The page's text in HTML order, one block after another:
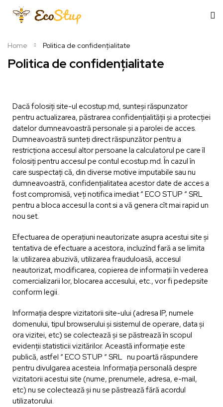
Politica de confidențialitate
Home Politica de confidențialitate
Dacă folosiți site-ul ecostup.md, sunteși răspunzator
pentru actualizarea, păstrarea confidențialității și a protecției
datelor dumneavoastră personale și a parolei de acces.
Dumneavoastră sunteți direct răspunzător pentru a
restricționa accesul altor persoane la calculatorul pe care îl
folosiți pentru accesul pe contul ecostup.md. În cazul în
care suspectați că, din diverse motive imputabile sau nu
dumneavoastră, confidențialitatea acestor date de acces a
fost compromisă, veți notifica imediat “ ECO STUP “ SRL
pentru a bloca accesul la cont si a vă genera cît mai rapid un
nou set.
Efectuarea de operațiuni neautorizate asupra acestui site și
tentativa de efectuare a acestora, incluzînd fară a se limita
la: utilizarea abuzivă, utilizarea frauduloasă, accesul
neautorizat, modificarea, copierea de informații în vederea
comercializarii lor, blocarea accesului, etc., vor fi pedepsite
conform legii.
Informaţia despre vizitatorii site-ului (adresa IP, numele
domenului, tipul browserului şi sistemul de operare, data şi
ora vizitei, etc) se colectează şi se păstrează în scopul
evidenţii statisticii vizitărilor. Această informaţie este
publică, astfel “ ECO STUP “ SRL nu poartă răspundere
pentru divulgarea acesteia. Informaţia personală despre
vizitatorii acestui site (nume, prenumele, adresa, e-mail,
etc) nu se colectează şi nu se păstrează fără acordul
utilizatorului.